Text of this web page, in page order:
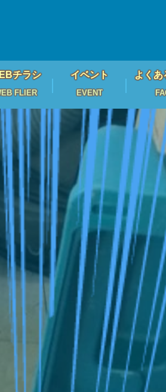
チラシ
FLIER
イベント
EVENT
よくあ